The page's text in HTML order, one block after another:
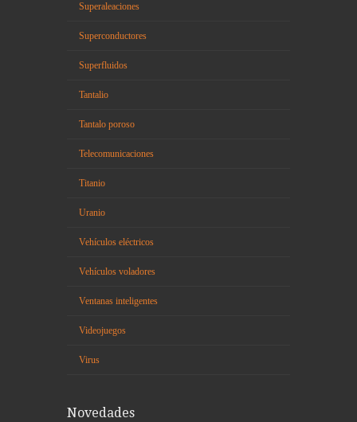
Superaleaciones
Superconductores
Superfluidos
Tantalio
Tantalo poroso
Telecomunicaciones
Titanio
Uranio
Vehículos eléctricos
Vehículos voladores
Ventanas inteligentes
Videojuegos
Virus
Novedades